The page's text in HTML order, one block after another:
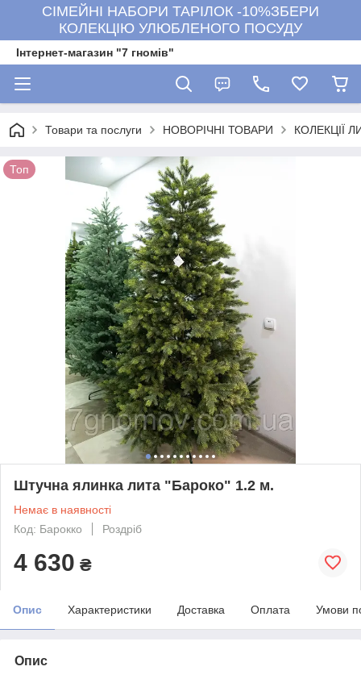
СІМЕЙНІ НАБОРИ ТАРІЛОК -10%ЗБЕРИ
КОЛЕКЦІЮ УЛЮБЛЕНОГО ПОСУДУ
Інтернет-магазин "7 гномів"
Товари та послуги НОВОРІЧНІ ТОВАРИ КОЛЕКЦІЇ
Топ
Штучна ялинка лита "Бароко" 1.2 м.
Немає в наявності
Код: Барокко
Роздріб
4 630 ₴
Опис Характеристики Доставка Оплата Умови
Опис